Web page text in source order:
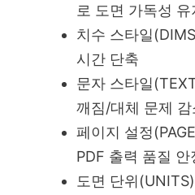
로 도면 가독성 유
치수 스타일
시간 단축
문자 스타일
깨짐/대체 문제 감
페이지 설정
PDF 출력 품질 안
도면 단위